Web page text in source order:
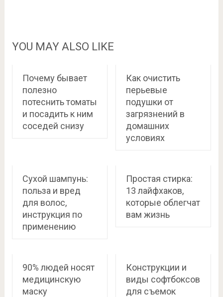
YOU MAY ALSO LIKE
Почему бывает
полезно
потеснить томаты
и посадить к ним
соседей снизу
Как очистить
перьевые
подушки от
загрязнений в
домашних
условиях
Сухой шампунь:
польза и вред
для волос,
инструкция по
применению
Простая стирка:
13 лайфхаков,
которые облегчат
вам жизнь
90% людей носят
медицинскую
маску
Конструкции и
виды софтбоксов
для съемок